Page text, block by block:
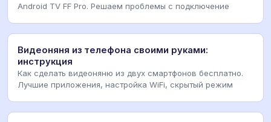
Android TV FF Pro. Решаем проблемы с подключение
Видеоняня из телефона своими руками:
инструкция
Как сделать видеоняню из двух смартфонов бесплатно.
Лучшие приложения, настройка WiFi, скрытый режим